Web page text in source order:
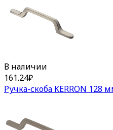
В наличии
161.24₽
Ручка-скоба KERRON 128